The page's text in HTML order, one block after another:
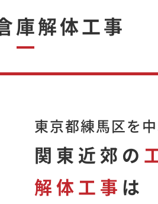
庫解体工事
東京都練馬区を
関東近郊の
解体工事 は